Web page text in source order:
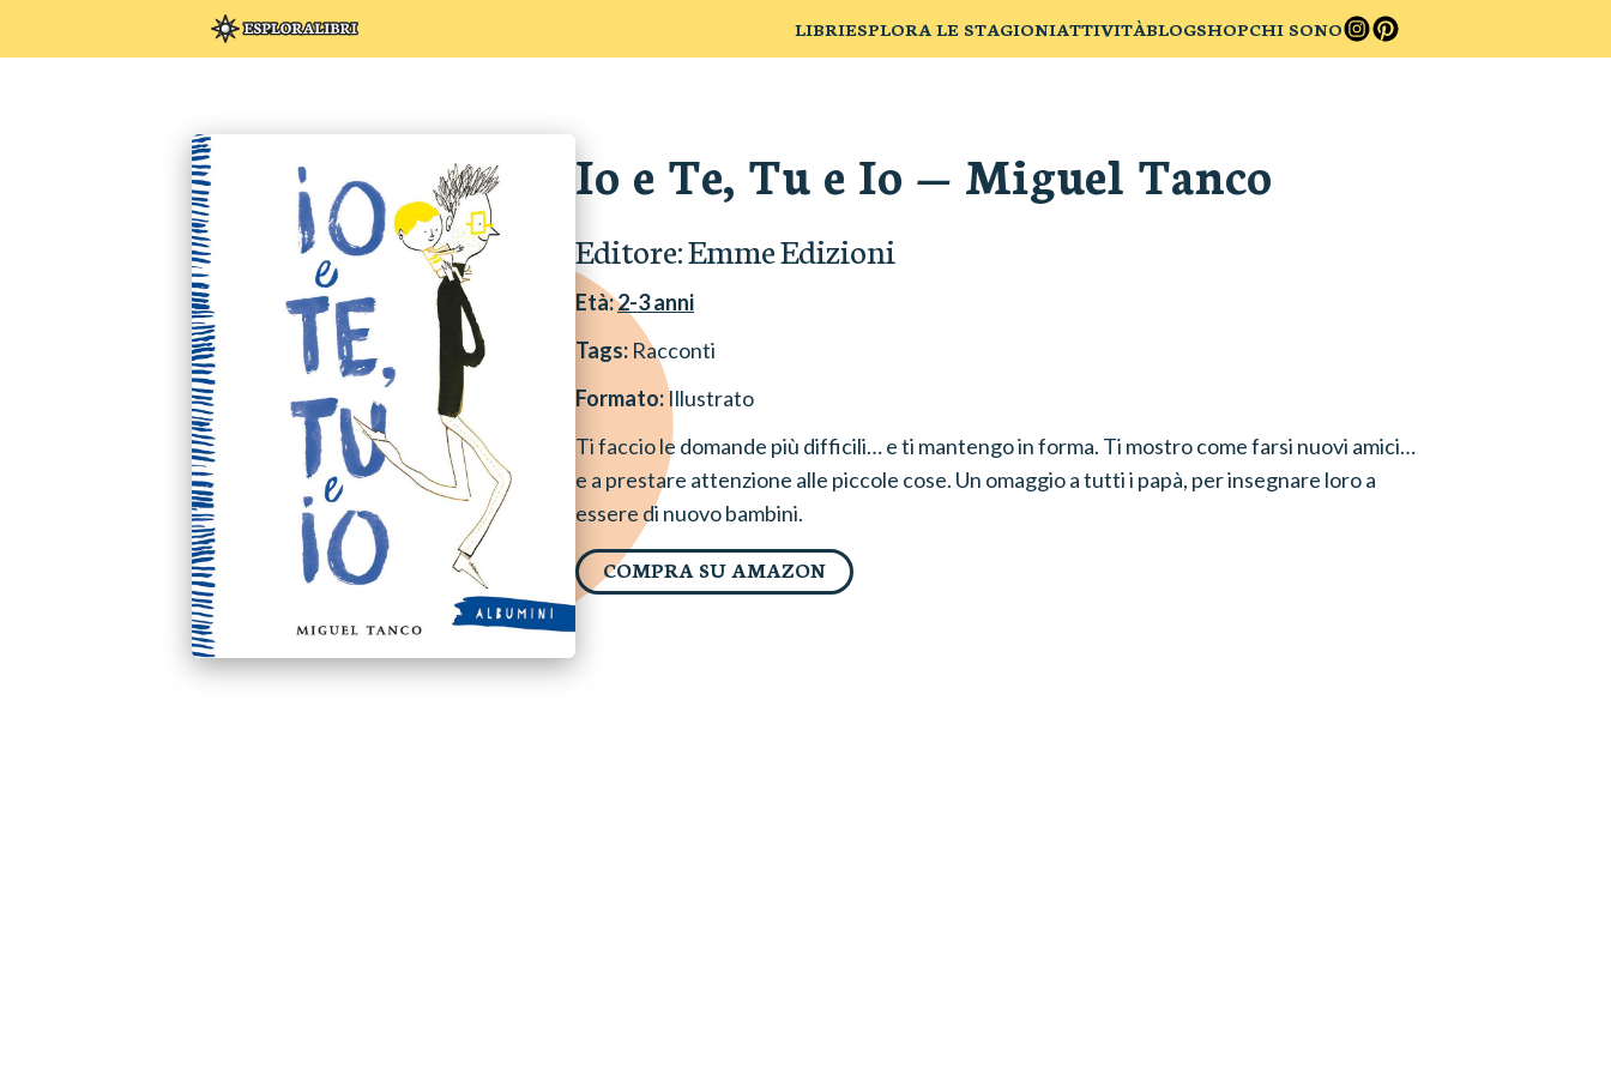
LIBRIESPLORA LE STAGIONIATTIVITÀBLOGSHOPCHI SONO
Io e Te, Tu e Io — Miguel Tanco
Editore:Emme Edizioni
Età:2-3anni
Tags: Racconti
Formato:Illustrato
Ti faccio le domande più difficili… e ti mantengo in forma. Ti mostro come farsi nuovi amici…
e a prestare attenzione alle piccole cose. Un omaggio a tutti i papà, per insegnare loro a
essere di nuovo bambini.
COMPRA SU AMAZON